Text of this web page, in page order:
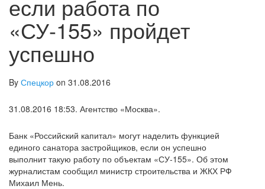
если работа по
«СУ-155» пройдет
успешно
By Спецкор on 31.08.2016
31.08.2016 18:53. Агентство «Москва».
Банк «Российский капитал» могут наделить функцией
единого санатора застройщиков, если он успешно
выполнит такую работу по объектам «СУ-155». Об этом
журналистам сообщил министр строительства и ЖКХ РФ
Михаил Мень.